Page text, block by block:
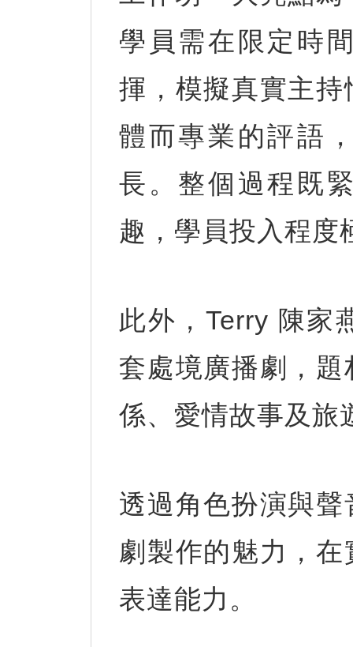
學員需在限定時
揮，模擬真實主
體而專業的評語
長。整個過程既
趣，學員投入程度
此外，Terry 陳家
套處境廣播劇，
係、愛情故事及旅
透過角色扮演與
劇製作的魅力，
表達能力。